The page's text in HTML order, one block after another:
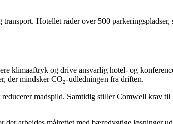
Hotellet råder over 500
klimaaftryk og drive ansvarlig hotel- og
der mindsker CO₂-udledningen fra driften.
madspild. Samtidig stiller Comwell krav